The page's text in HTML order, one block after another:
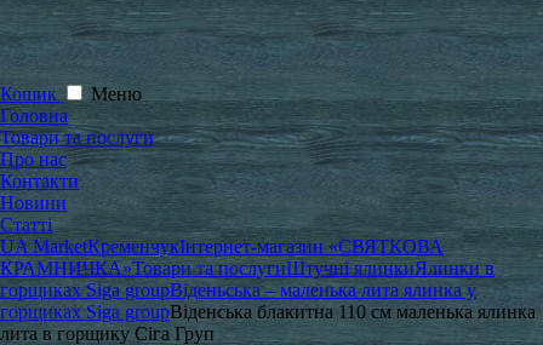
Кошик
Меню
Головна
Товари та послуги
Про нас
Контакти
Новини
Статті
UA MarketКременчукІнтернет-магазин «СВЯТКОВА
КРАМНИЧКА»Товари та послугиШтучні ялинкиЯлинки в
горщиках Siga groupВіденьська – маленька лита ялинка у
горщиках Siga groupВіденська блакитна 110 см маленька ялинка
лита в горщику Сіга Груп